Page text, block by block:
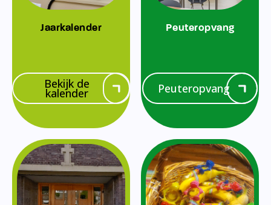
Jaarkalender
Bekijk de
kalender
Peuteropvang
Peuteropvang